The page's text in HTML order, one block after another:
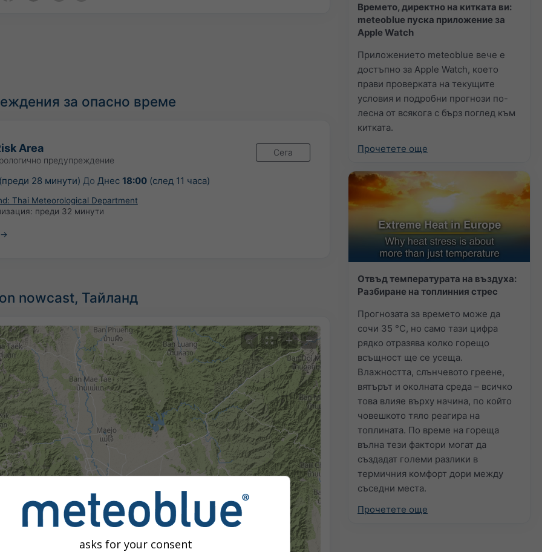
Времето, директно на китката ви:
meteoblue пуска приложение за
Apple Watch
Приложението meteoblue вече е
достъпно за Apple Watch, което
прави проверката на текущите
условия и подробни прогнози по-
лесна от всякога с бърз поглед към
китката.
Прочетете още
Отвъд температурата на въздуха:
Разбиране на топлинния стрес
Прогнозата за времето може да
сочи 35 °C, но само тази цифра
рядко отразява колко горещо
всъщност ще се усеща.
Влажността, слънчевото греене,
вятърът и околната среда – всичко
това влияе върху начина, по който
човешкото тяло реагира на
топлината. По време на гореща
вълна тези фактори могат да
създадат големи разлики в
термичния комфорт дори между
съседни места.
Прочетете още
за опасно време
Area
предупреждение
Сега
28 минути) До Днес 18:00(след 11 часа)
Thai Meteorological Department
преди 32 минути
nowcast, Тайланд
© + −
asks for your consent